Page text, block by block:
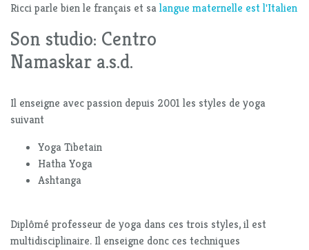
Ricci parle bien le français et salangue maternelle est l'Italien
Son studio: Centro
Namaskar a.s.d.
Il enseigne avec passion depuis 2001 les styles de yoga
suivant
Yoga Tibetain
Hatha Yoga
Ashtanga
Diplômé professeur de yoga dans ces trois styles, il est
multidisciplinaire. Il enseigne donc ces techniques